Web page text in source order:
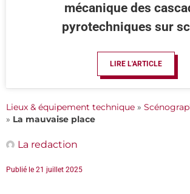
mécanique des
pyrotechniques sur
LIRE L'ARTICLE
Lieux & équipement technique »
» La mauvaise place
La redaction
Publié le 21 juillet 2025